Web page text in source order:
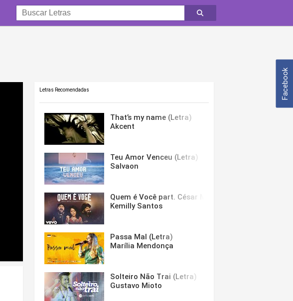
Facebook
Letras Recomendadas
That’s my name (Letra)
Akcent
Teu Amor Venceu (Letra)
Salvaon
Quem é Você part. César Menotti & Fabiano (Letra)
Kemilly Santos
Passa Mal (Letra)
Marília Mendonça
Solteiro Não Trai (Letra)
Gustavo Mioto